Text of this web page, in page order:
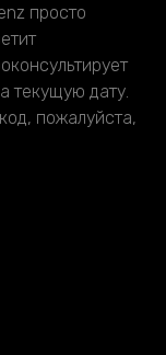
просто
текущую дату.
пожалуйста,